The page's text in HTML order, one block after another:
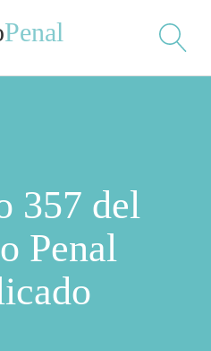
Penal
357 del
Penal